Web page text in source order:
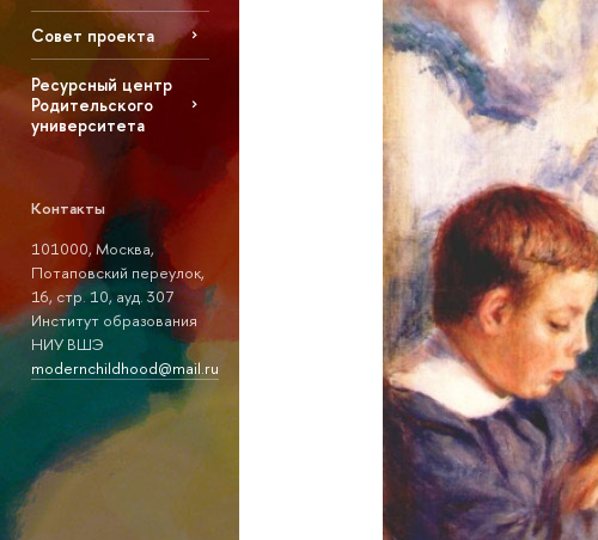
Совет проекта
Ресурсный центр
Родительского
университета
Контакты
101000, Москва,
Потаповский переулок,
16, стр. 10, ауд. 307
Институт образования
НИУ ВШЭ
modernchildhood@mail.ru